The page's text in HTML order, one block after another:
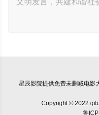
星辰影院提供免费未删减电影
Copyright © 2022
鲁